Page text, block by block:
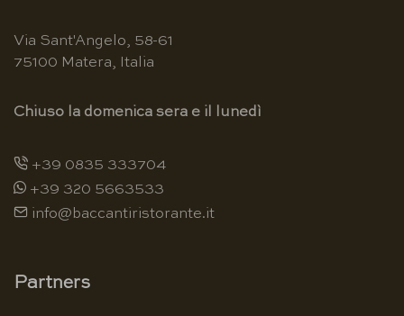
Via Sant'Angelo, 58-61
75100 Matera, Italia
Chiuso la domenica sera e il lunedì
+39 0835 333704
+39 320 5663533
info@baccantiristorante.it
Partners